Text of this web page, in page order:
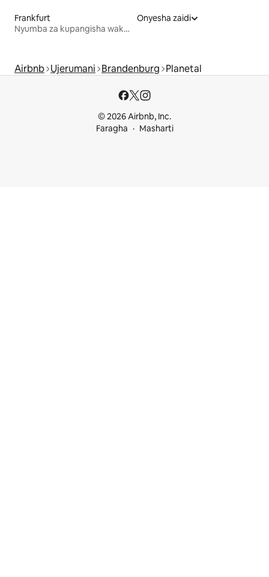
Frankfurt
Nyumba za kupangisha wakati wa likizo
Onyesha zaidi
Airbnb Ujerumani Brandenburg Planetal
© 2026 Airbnb, Inc.
Faragha
Masharti